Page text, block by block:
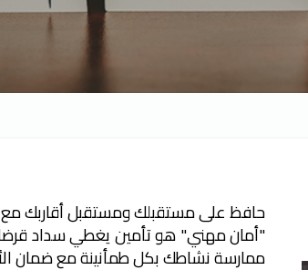
حافظ على مستقبلك ومستقبل أقاربك
"أمان مهني" هو تأمين يغطي سداد قرضك
ممارسة نشاطك بكل طمأنينة مع ضمان